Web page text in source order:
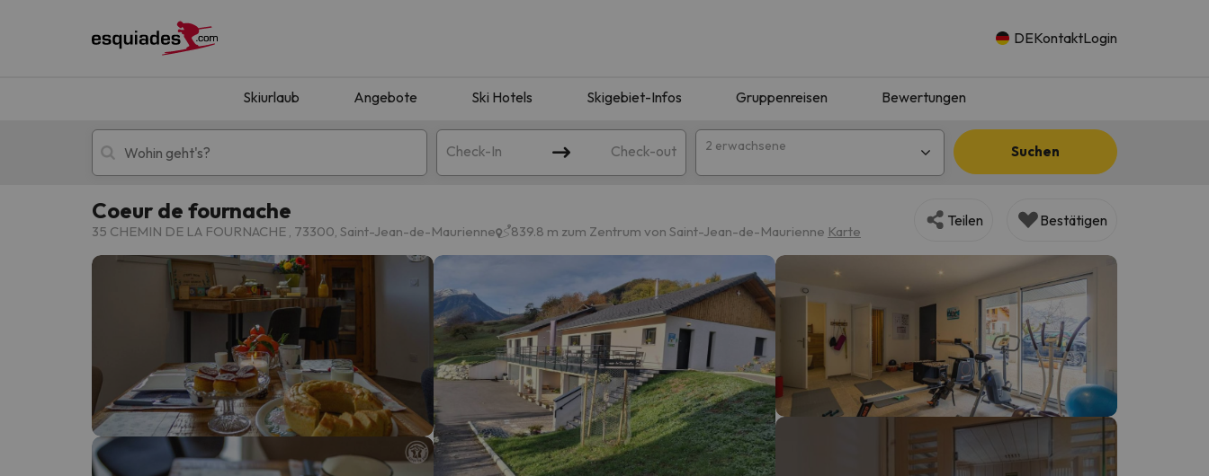
DEKontaktLogin
Skiurlaub Angebote Ski Hotels Skigebiet-Infos Gruppenreisen Bewertungen
Check-In Check-out 2 erwachsene Suchen
Skiurlaub Berghotels
Oops, wir haben keine Ergebnisse gefunden, die Ihrer Suche entsprechen. Versuchen Sie, das Ziel zu ändern.
Es sieht so aus, als hätte sich unser Sucher verirrt. Sobald er seinen Kompass gefunden hat, wird er zurück sein.
Coeur de fournache
35 CHEMIN DE LA FOURNACHE , 73300, Saint-Jean-de-Maurienne 839.8 m zum Zentrum von Saint-Jean-de-Maurienne Karte
Teilen Bestätigen